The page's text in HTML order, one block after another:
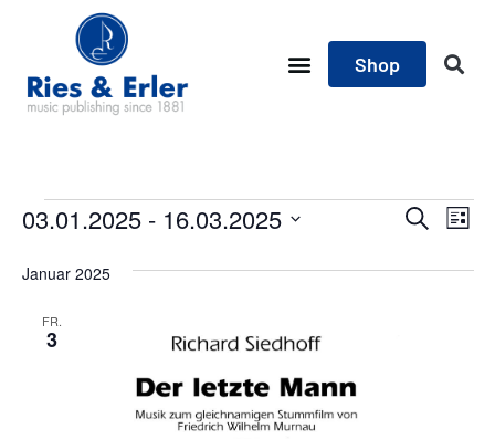
Shop
Suche
SucheListe
03.01.2025 - 16.03.2025
wählen.
Januar 2025
FR.
3